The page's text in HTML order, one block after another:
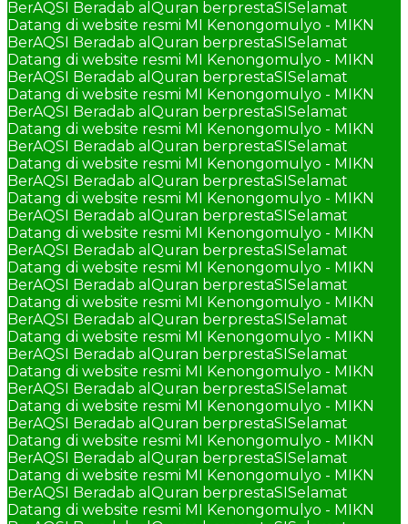
BerAQSI Beradab alQuran berprestaSISelamat
Datang di website resmi MI Kenongomulyo - MIKN
BerAQSI Beradab alQuran berprestaSISelamat
Datang di website resmi MI Kenongomulyo - MIKN
BerAQSI Beradab alQuran berprestaSISelamat
Datang di website resmi MI Kenongomulyo - MIKN
BerAQSI Beradab alQuran berprestaSISelamat
Datang di website resmi MI Kenongomulyo - MIKN
BerAQSI Beradab alQuran berprestaSISelamat
Datang di website resmi MI Kenongomulyo - MIKN
BerAQSI Beradab alQuran berprestaSISelamat
Datang di website resmi MI Kenongomulyo - MIKN
BerAQSI Beradab alQuran berprestaSISelamat
Datang di website resmi MI Kenongomulyo - MIKN
BerAQSI Beradab alQuran berprestaSISelamat
Datang di website resmi MI Kenongomulyo - MIKN
BerAQSI Beradab alQuran berprestaSISelamat
Datang di website resmi MI Kenongomulyo - MIKN
BerAQSI Beradab alQuran berprestaSISelamat
Datang di website resmi MI Kenongomulyo - MIKN
BerAQSI Beradab alQuran berprestaSISelamat
Datang di website resmi MI Kenongomulyo - MIKN
BerAQSI Beradab alQuran berprestaSISelamat
Datang di website resmi MI Kenongomulyo - MIKN
BerAQSI Beradab alQuran berprestaSISelamat
Datang di website resmi MI Kenongomulyo - MIKN
BerAQSI Beradab alQuran berprestaSISelamat
Datang di website resmi MI Kenongomulyo - MIKN
BerAQSI Beradab alQuran berprestaSISelamat
Datang di website resmi MI Kenongomulyo - MIKN